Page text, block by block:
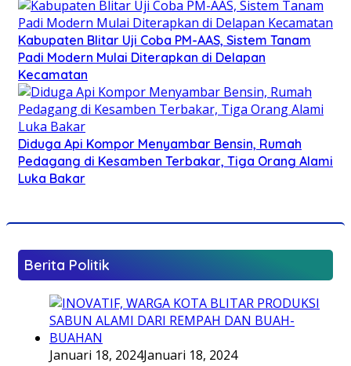
Kabupaten Blitar Uji Coba PM-AAS, Sistem Tanam
Padi Modern Mulai Diterapkan di Delapan
Kecamatan
Diduga Api Kompor Menyambar Bensin, Rumah
Pedagang di Kesamben Terbakar, Tiga Orang Alami
Luka Bakar
Berita Politik
Januari 18, 2024Januari 18, 2024